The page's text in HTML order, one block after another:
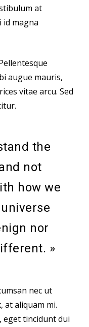
at
id magna
augue mauris,
vitae arcu. Sed
the
not
how we
nor
»
nec ut
at aliquam mi.
eget tincidunt dui